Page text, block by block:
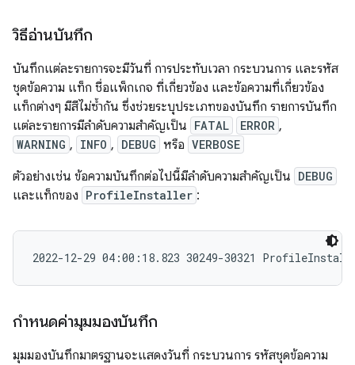
วิธีอ่านบันทึก
บันทึกแต่ละรายการจะมีวันที่ การประทับเวลา กระบวนการ และรหัส
ชุดข้อความ แท็ก ชื่อแพ็กเกจ ที่เกี่ยวข้อง และข้อความที่เกี่ยวข้อง
แท็กต่างๆ มีสีไม่ซ้ำกัน ซึ่งช่วยระบุประเภทของบันทึก รายการบันทึก
แต่ละรายการมีลำดับความสำคัญเป็น FATAL ERROR ,
WARNING , INFO , DEBUG หรือ VERBOSE
ตัวอย่างเช่น ข้อความบันทึกต่อไปนี้มีลำดับความสำคัญเป็น DEBUG
และแท็กของ ProfileInstaller :
กำหนดค่ามุมมองบันทึก
มุมมองบันทึกมาตรฐานจะแสดงวันที่ กระบวนการ รหัสชุดข้อความ